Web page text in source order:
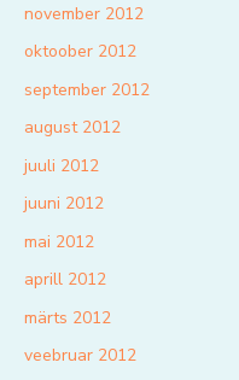
november 2012
oktoober 2012
september 2012
august 2012
juuli 2012
juuni 2012
mai 2012
aprill 2012
märts 2012
veebruar 2012